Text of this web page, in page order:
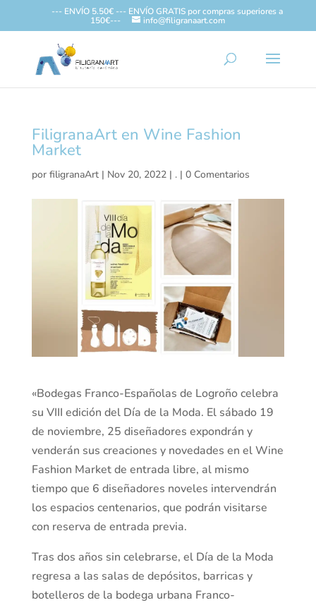
--- ENVÍO 5.50€ --- ENVÍO GRATIS por compras superiores a
150€---
info@filigranaart.com
FiligranaArt en Wine Fashion
Market
por filigranaArt| Nov 20, 2022| .| 0 Comentarios
«Bodegas Franco-Españolas de Logroño celebra
su VIII edición del Día de la Moda. El sábado 19
de noviembre, 25 diseñadores expondrán y
venderán sus creaciones y novedades en el Wine
Fashion Market de entrada libre, al mismo
tiempo que 6 diseñadores noveles intervendrán
los espacios centenarios, que podrán visitarse
con reserva de entrada previa.
Tras dos años sin celebrarse, el Día de la Moda
regresa a las salas de depósitos, barricas y
botelleros de la bodega urbana Franco-